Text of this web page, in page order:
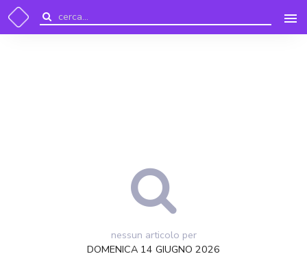
nessun articolo per
DOMENICA 14 GIUGNO 2026